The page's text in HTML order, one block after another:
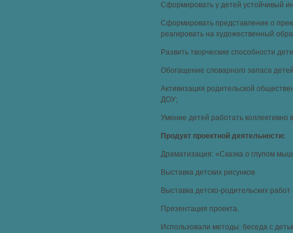
Сформировать у детей устойчивый
Сформировать представление о
реагировать на художественный
Развить творческие способности
Обогащение словарного запаса
Активизация родительской
ДОУ;
Умение детей работать коллективно
Продукт проектной деятельности:
Драматизация: «Сказка о глупом
Выставка детских рисунков
Выставка детско-родительских
Презентация проекта.
Использовали методы: беседа с